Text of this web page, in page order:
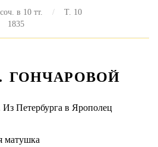
в 10 тт.
Т. 10
1835
ГОНЧАРОВОЙ
Из Петербурга в Ярополец
матушка